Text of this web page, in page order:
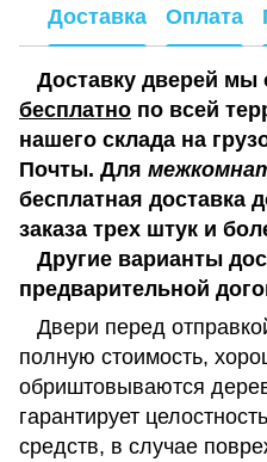
Доставка Оплата
Доставку дверей мы
бесплатно по всей
нашего склада на
Почты. Для
бесплатная доставка
заказа трех штук и
Другие варианты
предварительной
Двери перед
полную стоимость,
обриштовываются
гарантирует
средств, в случае